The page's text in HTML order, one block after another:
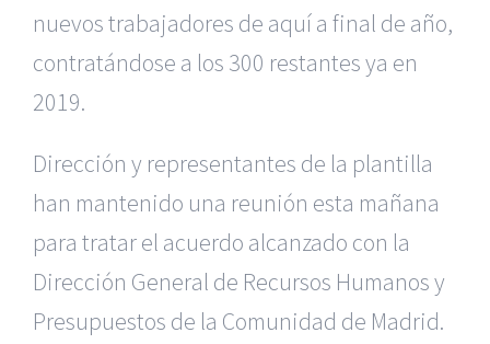
nuevos trabajadores de aquí a final de año,
contratándose a los 300 restantes ya en
2019.
Dirección y representantes de la plantilla
han mantenido una reunión esta mañana
para tratar el acuerdo alcanzado con la
Dirección General de Recursos Humanos y
Presupuestos de la Comunidad de Madrid.